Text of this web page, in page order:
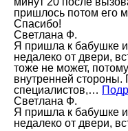
пришлось потом его
Спасибо!
Светлана Ф.
Я пришла к бабушке
недалеко от двери,
тоже не может,
внутренней
специалистов,…
Светлана Ф.
Я пришла к бабушке
недалеко от двери,